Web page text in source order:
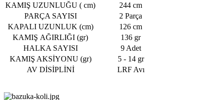
KAMIŞ UZUNLUĞU ( cm)
244 cm
PARÇA SAYISI
2 Parça
KAPALI UZUNLUK (cm)
126 cm
KAMIŞ AĞIRLIĞI (gr)
136 gr
HALKA SAYISI
9 Adet
KAMIŞ AKSİYONU (gr)
5 - 14 gr
AV DİSİPLİNİ
LRF Avı